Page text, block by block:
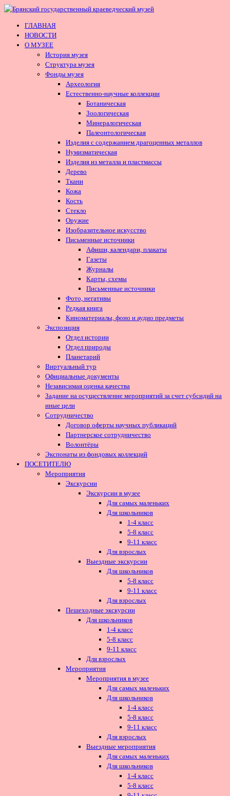
ГЛАВНАЯ
НОВОСТИ
О МУЗЕЕ
История музея
Структура музея
Фонды музея
Археология
Естественно-научные коллекции
Ботаническая
Зоологическая
Минералогическая
Палеонтологическая
Изделия с содержанием драгоценных металлов
Нумизматическая
Изделия из металла и пластмассы
Дерево
Ткани
Кожа
Кость
Стекло
Оружие
Изобразительное искусство
Письменные источники
Афиши, календари, плакаты
Газеты
Журналы
Карты, схемы
Письменные источники
Фото, негативы
Редкая книга
Киноматериалы, фоно и аудио предметы
Экспозиция
Отдел истории
Отдел природы
Планетарий
Виртуальный тур
Официальные документы
Независимая оценка качества
Задание на осуществление мероприятий за счет субсидий на
иные цели
Сотрудничество
Договор оферты научных публикаций
Партнерское сотрудничество
Волонтёры
Экспонаты из фондовых коллекций
ПОСЕТИТЕЛЮ
Мероприятия
Экскурсии
Экскурсии в музее
Для самых маленьких
Для школьников
1-4 класс
5-8 класс
9-11 класс
Для взрослых
Выездные экскурсии
Для школьников
5-8 класс
9-11 класс
Для взрослых
Пешеходные экскурсии
Для школьников
1-4 класс
5-8 класс
9-11 класс
Для взрослых
Мероприятия
Мероприятия в музее
Для самых маленьких
Для школьников
1-4 класс
5-8 класс
9-11 класс
Для взрослых
Выездные мероприятия
Для самых маленьких
Для школьников
1-4 класс
5-8 класс